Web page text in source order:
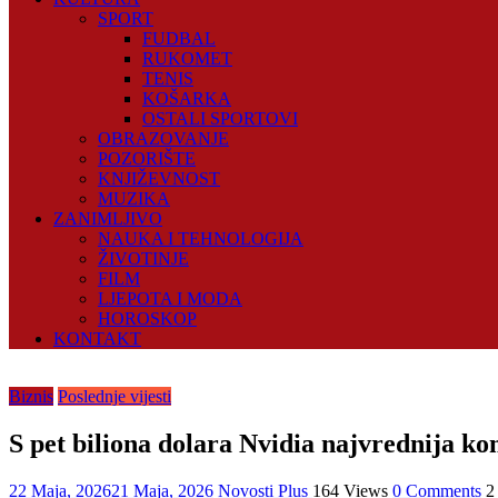
SPORT
FUDBAL
RUKOMET
TENIS
KOŠARKA
OSTALI SPORTOVI
OBRAZOVANJE
POZORIŠTE
KNJIŽEVNOST
MUZIKA
ZANIMLJIVO
NAUKA I TEHNOLOGIJA
ŽIVOTINJE
FILM
LJEPOTA I MODA
HOROSKOP
KONTAKT
Biznis Poslednje vijesti
S pet biliona dolara Nvidia najvrednija
22 Maja, 202621 Maja, 2026 Novosti Plus 164 Views 0 Comments